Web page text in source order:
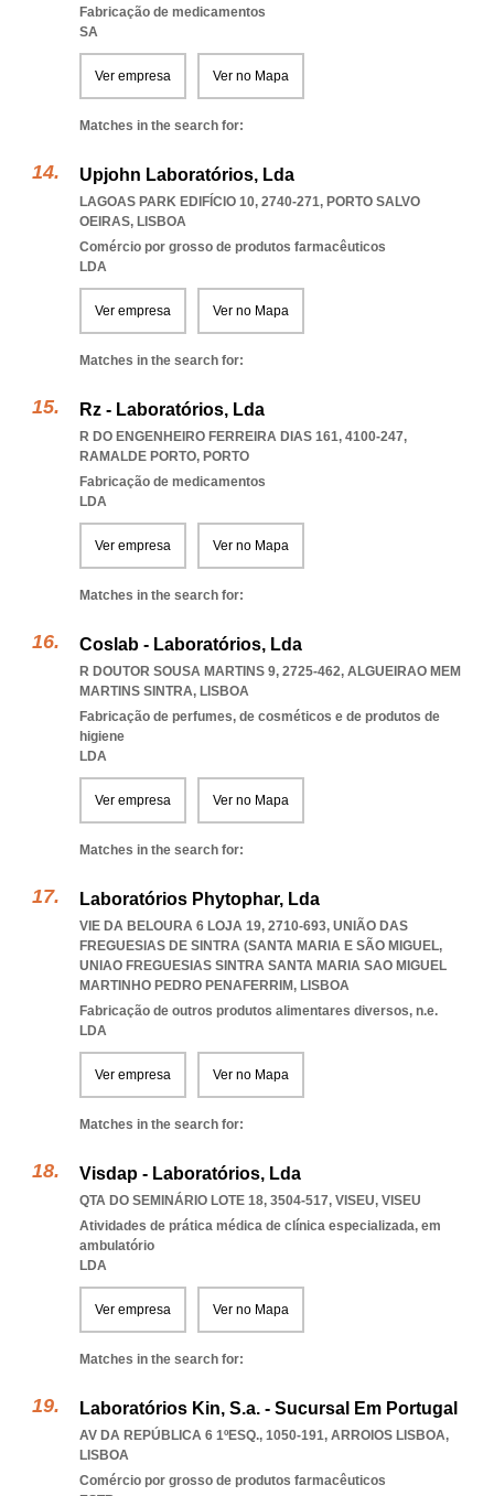
Fabricação de medicamentos
SA
Ver empresa Ver no Mapa
Matches in the search for:
Upjohn Laboratórios, Lda
LAGOAS PARK EDIFÍCIO 10, 2740-271, PORTO SALVO
OEIRAS, LISBOA
Comércio por grosso de produtos farmacêuticos
LDA
Ver empresa Ver no Mapa
Matches in the search for:
Rz - Laboratórios, Lda
R DO ENGENHEIRO FERREIRA DIAS 161, 4100-247,
RAMALDE PORTO, PORTO
Fabricação de medicamentos
LDA
Ver empresa Ver no Mapa
Matches in the search for:
Coslab - Laboratórios, Lda
R DOUTOR SOUSA MARTINS 9, 2725-462, ALGUEIRAO MEM
MARTINS SINTRA, LISBOA
Fabricação de perfumes, de cosméticos e de produtos de
higiene
LDA
Ver empresa Ver no Mapa
Matches in the search for:
Laboratórios Phytophar, Lda
VIE DA BELOURA 6 LOJA 19, 2710-693, UNIÃO DAS
FREGUESIAS DE SINTRA (SANTA MARIA E SÃO MIGUEL,
UNIAO FREGUESIAS SINTRA SANTA MARIA SAO MIGUEL
MARTINHO PEDRO PENAFERRIM, LISBOA
Fabricação de outros produtos alimentares diversos, n.e.
LDA
Ver empresa Ver no Mapa
Matches in the search for:
Visdap - Laboratórios, Lda
QTA DO SEMINÁRIO LOTE 18, 3504-517, VISEU, VISEU
Atividades de prática médica de clínica especializada, em
ambulatório
LDA
Ver empresa Ver no Mapa
Matches in the search for:
Laboratórios Kin, S.a. - Sucursal Em Portugal
AV DA REPÚBLICA 6 1ºESQ., 1050-191, ARROIOS LISBOA,
LISBOA
Comércio por grosso de produtos farmacêuticos